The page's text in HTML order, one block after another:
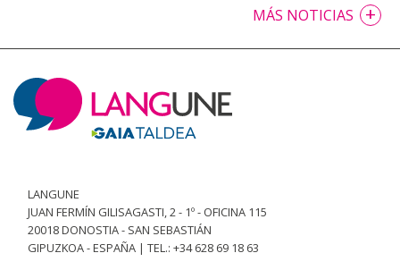
MÁS NOTICIAS +
LANGUNE
JUAN FERMÍN GILISAGASTI, 2 - 1º - OFICINA 115
20018 DONOSTIA - SAN SEBASTIÁN
GIPUZKOA - ESPAÑA | TEL.: +34 628 69 18 63